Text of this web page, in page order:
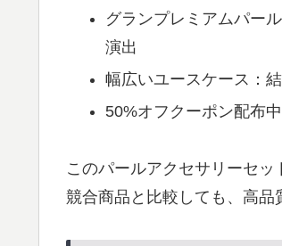
グランプレミアムパー
演出
幅広いユースケース：
50%オフクーポン配布
このパールアクセサリーセ
競合商品と比較しても、高品